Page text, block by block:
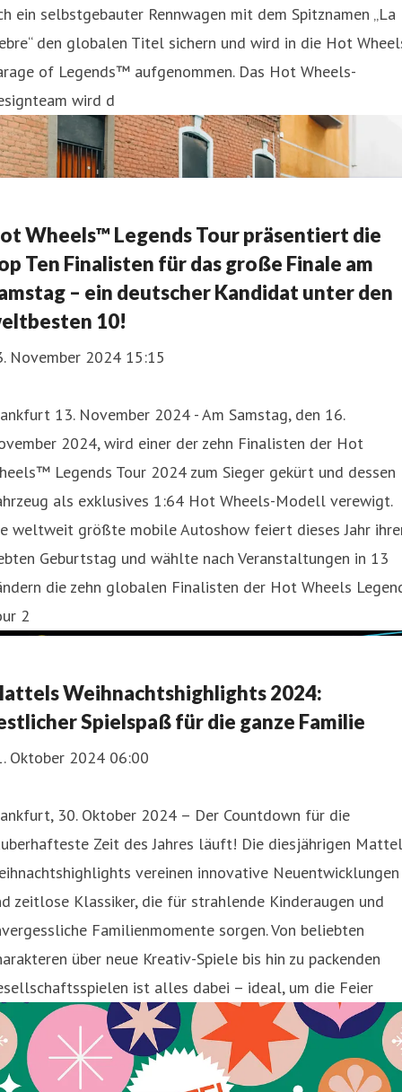
ein selbstgebauter Rennwagen mit dem Spitznamen „La
den globalen Titel sichern und wird in die Hot
of Legends™ aufgenommen. Das Hot Wheels-
wird d
Wheels™ Legends Tour präsentiert die
Ten Finalisten für das große Finale am
– ein deutscher Kandidat unter den
10!
November 2024 15:15
13. November 2024 - Am Samstag, den 16.
2024, wird einer der zehn Finalisten der Hot
Legends Tour 2024 zum Sieger gekürt und dessen
als exklusives 1:64 Hot Wheels-Modell verewigt.
weltweit größte mobile Autoshow feiert dieses Jahr
Geburtstag und wählte nach Veranstaltungen in 13
die zehn globalen Finalisten der Hot Wheels
2
Weihnachtshighlights 2024:
Spielspaß für die ganze Familie
Oktober 2024 06:00
30. Oktober 2024 – Der Countdown für die
Zeit des Jahres läuft! Die diesjährigen
vereinen innovative Neuentwicklungen
zeitlose Klassiker, die für strahlende Kinderaugen und
Familienmomente sorgen. Von beliebten
über neue Kreativ-Spiele bis hin zu packenden
ist alles dabei – ideal, um die Feier